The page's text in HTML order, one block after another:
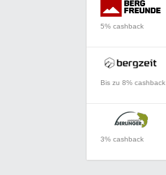
5% cashback
Bis zu 8% cashback
3% cashback